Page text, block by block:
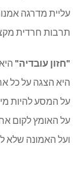
עליית מדרגה
תרבות חרדית
"חזון עובדיה"
היא הצגה על כל
על המסע להיות
על האומץ לקום
ועל האמונה שלא